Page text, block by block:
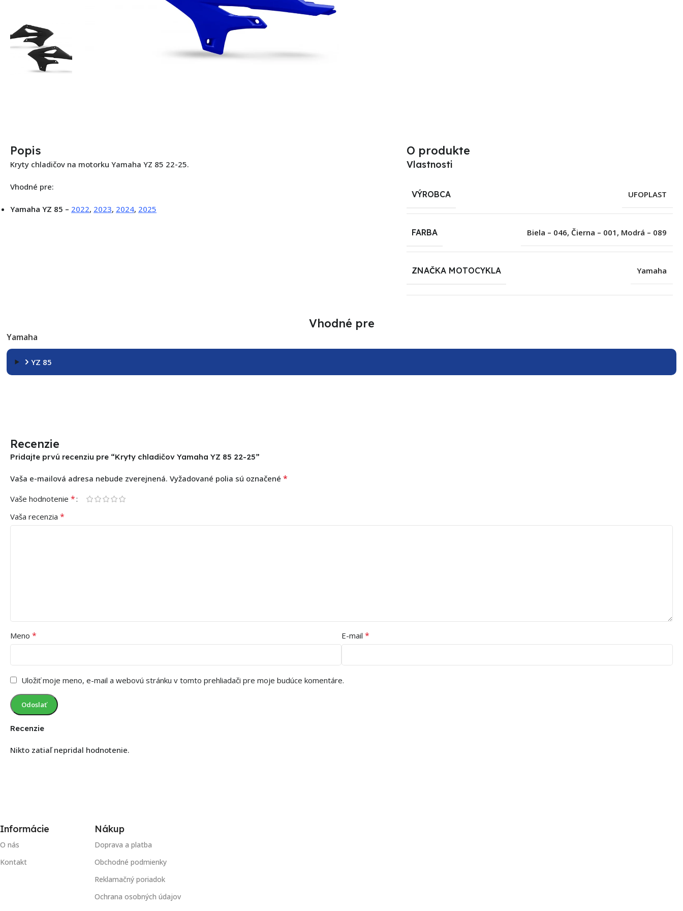
Popis
Kryty chladičov na motorku Yamaha YZ 85 22-25.
Vhodné pre:
Yamaha YZ 85 – 2022, 2023, 2024, 2025
O produkte
Vlastnosti
VÝROBCA UFOPLAST
FARBA Biela – 046, Čierna – 001 , Modrá – 089
ZNAČKA MOTOCYKLA Yamaha
Vhodné pre
Yamaha
YZ 85
Recenzie
Recenzie
Nikto zatiaľ nepridal hodnotenie.
Pridajte prvú recenziu pre “Kryty chladičov Yamaha YZ 85 22-25”
Vaša e-mailová adresa nebude zverejnená. Vyžadované polia sú označené *
Vaše hodnotenie *
Vaša recenzia *
Meno * E-mail *
Uložiť moje meno, e-mail a webovú stránku v tomto prehliadači pre moje budúce komentáre.
Informácie
O nás
Kontakt
Nákup
Doprava a platba
Obchodné podmienky
Reklamačný poriadok
Ochrana osobných údajov